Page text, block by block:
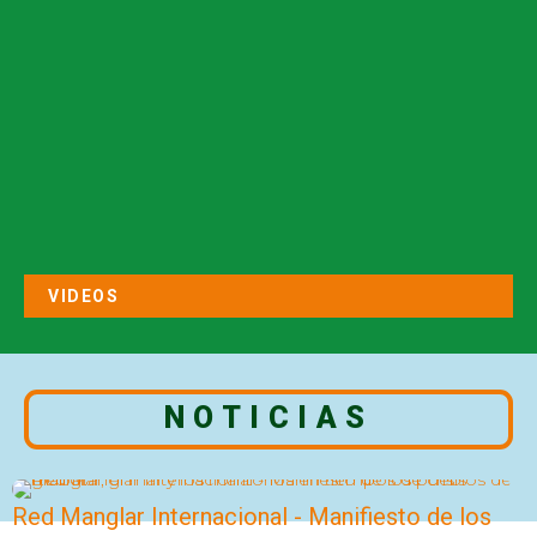
VIDEOS
NOTICIAS
Red Manglar Internacional - Manifiesto de los